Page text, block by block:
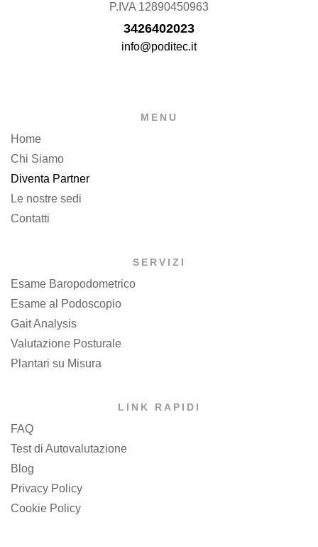
MENU
Home
Chi Siamo
Diventa Partner
Le nostre sedi
Contatti
SERVIZI
Esame Baropodometrico
Esame al Podoscopio
Gait Analysis
Valutazione Posturale
Plantari su Misura
LINK RAPIDI
FAQ
Test di Autovalutazione
Blog
Privacy Policy
Cookie Policy
P.IVA 12890450963
3426402023
info@poditec.it